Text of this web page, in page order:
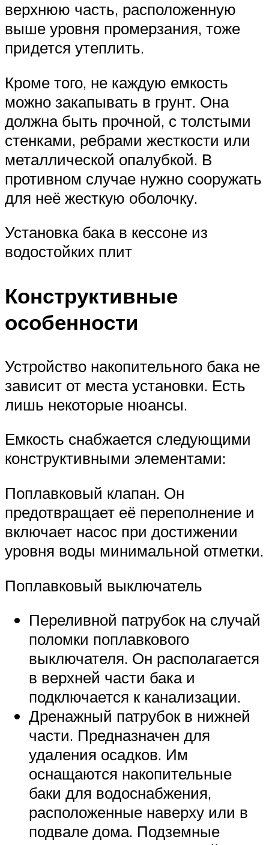
верхнюю часть, расположенную
выше уровня промерзания, тоже
придется утеплить.
Кроме того, не каждую емкость
можно закапывать в грунт. Она
должна быть прочной, с толстыми
стенками, ребрами жесткости или
металлической опалубкой. В
противном случае нужно сооружать
для неё жесткую оболочку.
Установка бака в кессоне из
водостойких плит
Конструктивные
особенности
Устройство накопительного бака не
зависит от места установки. Есть
лишь некоторые нюансы.
Емкость снабжается следующими
конструктивными элементами:
Поплавковый клапан. Он
предотвращает её переполнение и
включает насос при достижении
уровня воды минимальной отметки.
Поплавковый выключатель
Переливной патрубок на случай
поломки поплавкового
выключателя. Он располагается
в верхней части бака и
подключается к канализации.
Дренажный патрубок в нижней
части. Предназначен для
удаления осадков. Им
оснащаются накопительные
баки для водоснабжения,
расположенные наверху или в
подвале дома. Подземные